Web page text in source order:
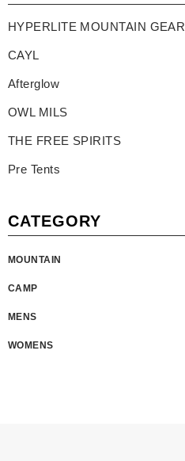
HYPERLITE MOUNTAIN GEAR
CAYL
Afterglow
OWL MILS
THE FREE SPIRITS
Pre Tents
CATEGORY
MOUNTAIN
CAMP
MENS
WOMENS